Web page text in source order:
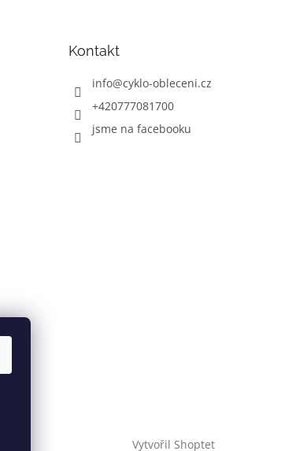
Kontakt
info@cyklo-obleceni.cz
+420777081700
jsme na facebooku
Vytvořil Shoptet